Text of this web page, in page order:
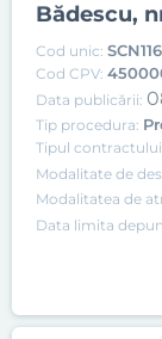
Bădescu,
Cod unic:
Cod CPV:
Data publicării:
Tip procedura:
Tipul
Modalitate de
Modalitatea de
Data limita